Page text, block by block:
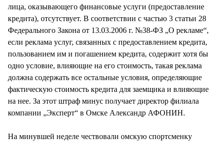
лица, оказывающего финансовые услуги (предоставление
кредита), отсутствует. В соответствии с частью 3 статьи 28
Федерального Закона от 13.03.2006 г. №38-ФЗ „О рекламе“,
если реклама услуг, связанных с предоставлением кредита,
пользованием им и погашением кредита, содержит хотя бы
одно условие, влияющие на его стоимость, такая реклама
должна содержать все остальные условия, определяющие
фактическую стоимость кредита для заемщика и влияющие
на нее. За этот штраф минус получает директор филиала
компании „Эксперт“ в Омске Александр АФОНИН.
На минувшей неделе чествовали омскую спортсменку